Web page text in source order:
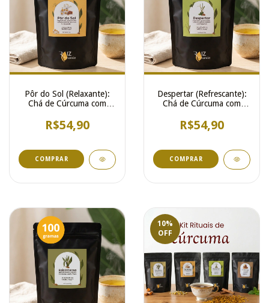
Pôr do Sol (Relaxante):
Chá de Cúrcuma com
R$54,90
Despertar (Refrescante):
Chá de Cúrcuma com
R$54,90
10%
OFF